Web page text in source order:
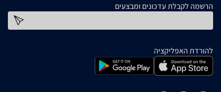
הרשמה לקבלת עדכונים ומבצעים
להורדת האפליקציה